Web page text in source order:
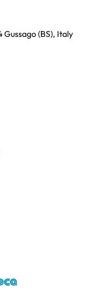
(BS), Italy